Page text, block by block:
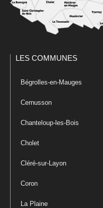
LES COMMUNES
Bégrolles-en-Mauges
Cernusson
Chanteloup-les-Bois
Cholet
Cléré-sur-Layon
Coron
La Plaine